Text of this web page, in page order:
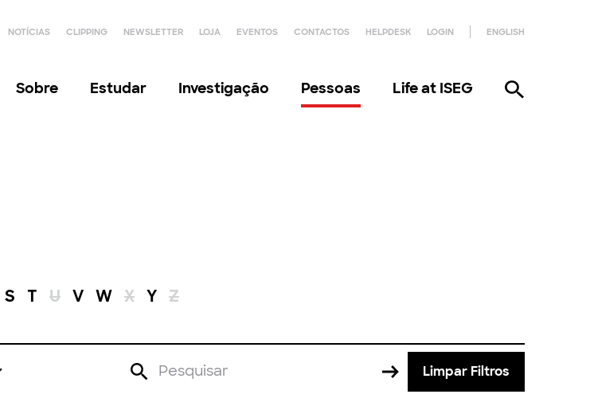
NOTÍCIAS CLIPPING NEWSLETTER LOJA EVENTOS CONTACTOS HELPDESK LOGIN ENGLISH
Sobre Estudar Investigação Pessoas Life at ISEG
S T U V W X Y Z
Limpar Filtros